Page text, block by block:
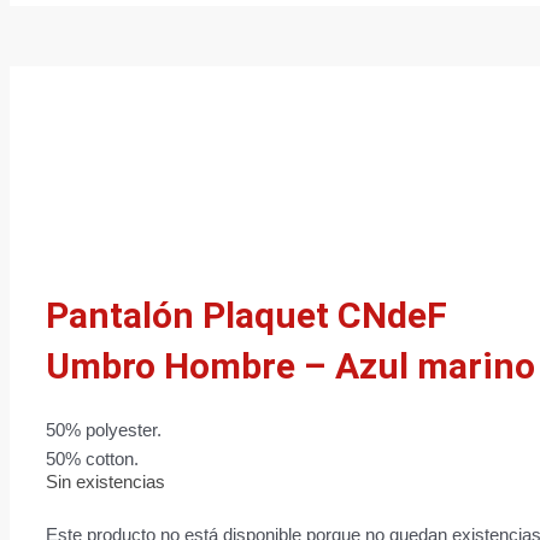
Pantalón Plaquet CNdeF
Umbro Hombre – Azul marino
50% polyester.
50% cotton.
Sin existencias
Este producto no está disponible porque no quedan